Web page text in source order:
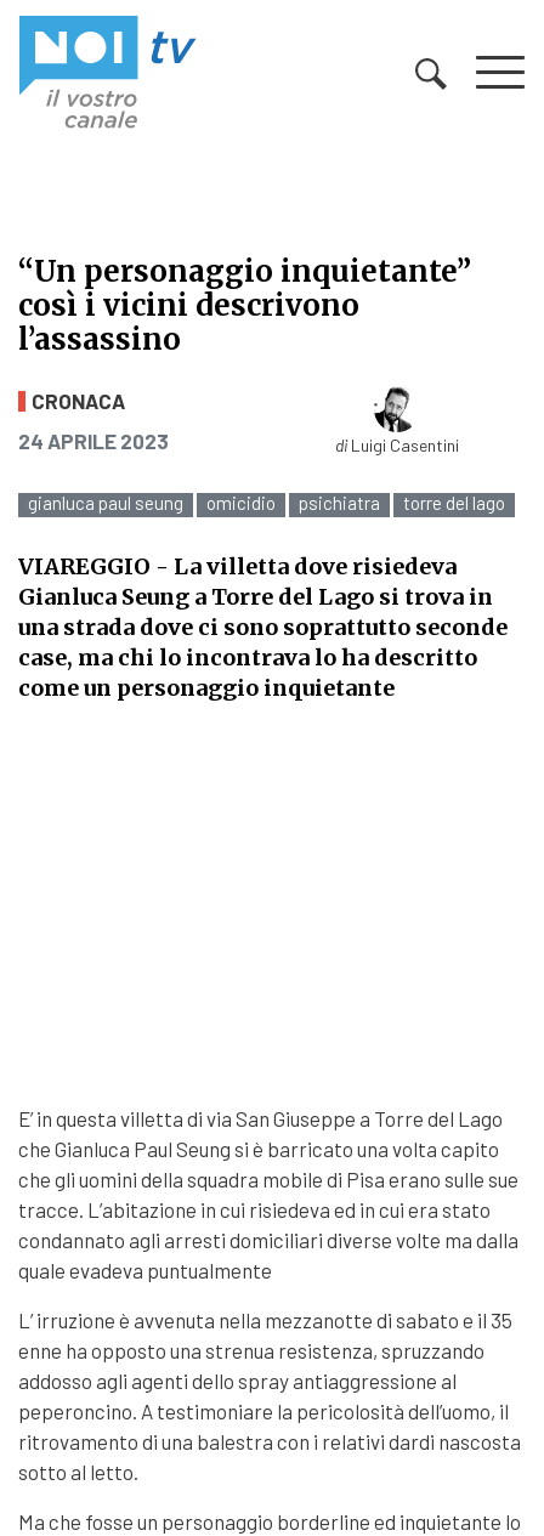
“Un personaggio inquietante”
così i vicini descrivono
l’assassino
“Un personaggio inquietante”
CRONACA
PUBBLICATO IL
24 APRILE 2023 diLuigi Casentini
gianluca paul seung omicidio psichiatra torre del lago
VIAREGGIO - La villetta dove risiedeva
Gianluca Seung a Torre del Lago si trova in
una strada dove ci sono soprattutto seconde
case, ma chi lo incontrava lo ha descritto
come un personaggio inquietante
E’ in questa villetta di via San Giuseppe a Torre del Lago
che Gianluca Paul Seung si è barricato una volta capito
che gli uomini della squadra mobile di Pisa erano sulle sue
tracce. L’abitazione in cui risiedeva ed in cui era stato
condannato agli arresti domiciliari diverse volte ma dalla
quale evadeva puntualmente
L’ irruzione è avvenuta nella mezzanotte di sabato e il 35
enne ha opposto una strenua resistenza, spruzzando
addosso agli agenti dello spray antiaggressione al
peperoncino. A testimoniare la pericolosità dell’uomo, il
ritrovamento di una balestra con i relativi dardi nascosta
sotto al letto.
Ma che fosse un personaggio borderline ed inquietante lo